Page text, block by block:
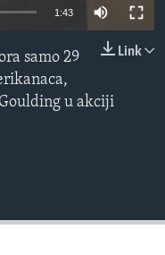
1:43
Link
samo 29
u akciji